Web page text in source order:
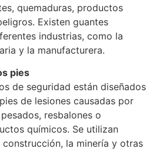
quemaduras, productos
Existen guantes
industrias, como la
y la manufacturera.
pies
de seguridad están diseñados
de lesiones causadas por
resbalones o
químicos. Se utilizan
construcción, la minería y otras